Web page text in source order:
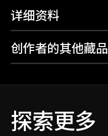
详细资料
创作者的其他藏品
探索更多